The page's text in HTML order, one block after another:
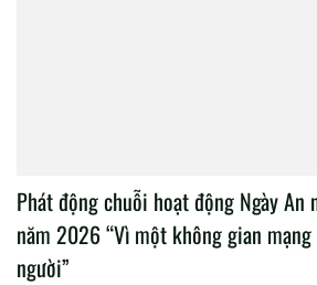
Phát động chuỗi hoạt động Ngày An
năm 2026 “Vì một không gian
người”